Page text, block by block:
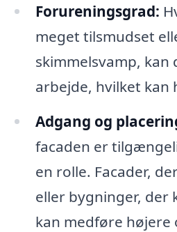
Forureningsgrad:
meget tilsmudset
skimmelsvamp,
arbejde, hvilket kan
Adgang og
facaden er
en rolle. Facader,
eller bygninger, der
kan medføre højere